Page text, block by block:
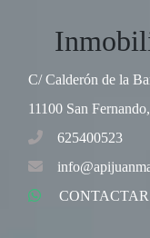
C/ Calderón de la
11100 San
625400523